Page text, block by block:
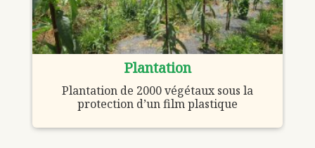
Plantation
Plantation de 2000 végétaux sous la
protection d’un film plastique